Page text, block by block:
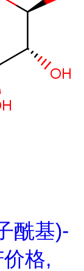
酰基)-
格,